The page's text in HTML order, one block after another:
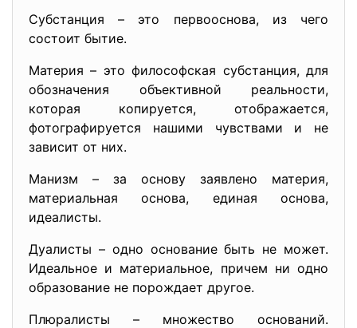
Субстанция – это первооснова, из чего
состоит бытие.
Материя – это философская субстанция, для
обозначения объективной реальности,
которая копируется, отображается,
фотографируется нашими чувствами и не
зависит от них.
Манизм – за основу заявлено материя,
материальная основа, единая основа,
идеалисты.
Дуалисты – одно основание быть не может.
Идеальное и материальное, причем ни одно
образование не порождает другое.
Плюралисты – множество оснований.